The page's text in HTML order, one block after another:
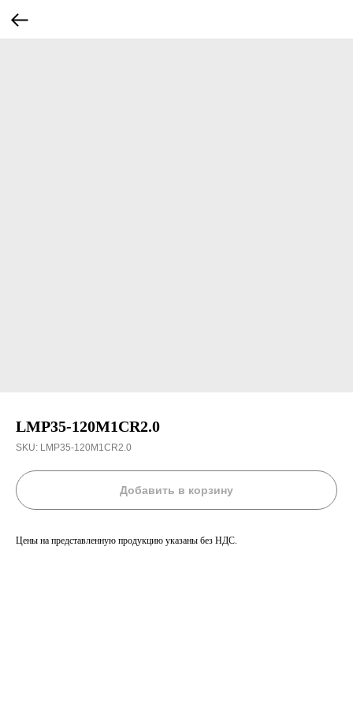
LMP35-120M1CR2.0
SKU: LMP35-120M1CR2.0
Добавить в корзину
Цены на представленную продукцию указаны без НДС.